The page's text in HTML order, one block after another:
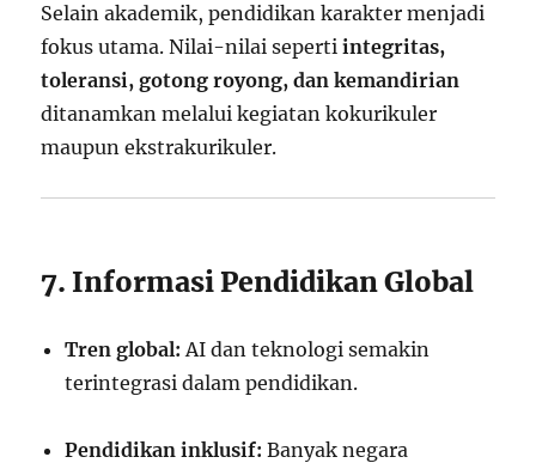
Selain akademik, pendidikan karakter menjadi
fokus utama. Nilai-nilai sepertiintegritas,
toleransi, gotong royong, dan kemandirian
ditanamkan melalui kegiatan kokurikuler
maupun ekstrakurikuler.
7. Informasi Pendidikan Global
Tren global: AI dan teknologi semakin
terintegrasi dalam pendidikan.
Pendidikan inklusif: Banyak negara